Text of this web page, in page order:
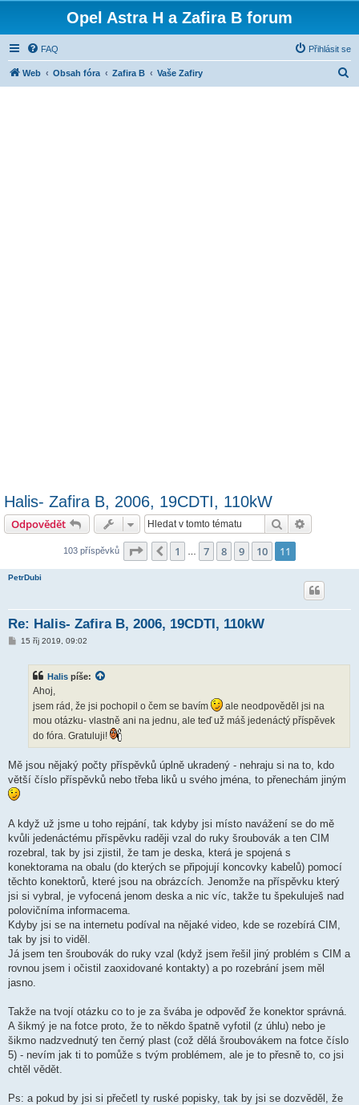
Opel Astra H a Zafira B forum
FAQ Přihlásit se
Web Obsah fóra Zafira B Vaše Zafiry
Halis- Zafira B, 2006, 19CDTI, 110kW
Odpovědět Hledat
103 příspěvků Stránka 11 z11
Předchozí
1 7 8 9 10 11
PetrDubi
Re: Halis- Zafira B, 2006, 19CDTI, 110kW
P15 říj 2019, 09:02
Halis píše:
Ahoj,
jsem rád, že jsi pochopil o čem se bavím
ale neodpověděl jsi na
mou otázku- vlastně ani na jednu, ale teď už máš jedenáctý příspěvek
do fóra. Gratuluji!
Mě jsou nějaký počty příspěvků úplně ukradený - nehraju si na to, kdo
větší číslo příspěvků nebo třeba liků u svého jména, to přenechám jiným
A když už jsme u toho rejpání, tak kdyby jsi místo navážení se do mě
kvůli jedenáctému příspěvku raději vzal do ruky šroubovák a ten CIM
rozebral, tak by jsi zjistil, že tam je deska, která je spojená s
konektorama na obalu (do kterých se připojují koncovky kabelů) pomocí
těchto konektorů, které jsou na obrázcích. Jenomže na příspěvku který
jsi si vybral, je vyfocená jenom deska a nic víc, takže tu špekuluješ nad
polovičníma informacema.
Kdyby jsi se na internetu podíval na nějaké video, kde se rozebírá CIM,
tak by jsi to viděl.
Já jsem ten šroubovák do ruky vzal (když jsem řešil jiný problém s CIM a
rovnou jsem i očistil zaoxidované kontakty) a po rozebrání jsem měl
jasno.
Takže na tvojí otázku co to je za švába je odpověď že konektor správná.
A šikmý je na fotce proto, že to někdo špatně vyfotil (z úhlu) nebo je
šikmo nadzvednutý ten černý plast (což dělá šroubovákem na fotce číslo
5) - nevím jak ti to pomůže s tvým problémem, ale je to přesně to, co jsi
chtěl vědět.
Ps: a pokud by jsi si přečetl ty ruské popisky, tak by jsi se dozvěděl, že